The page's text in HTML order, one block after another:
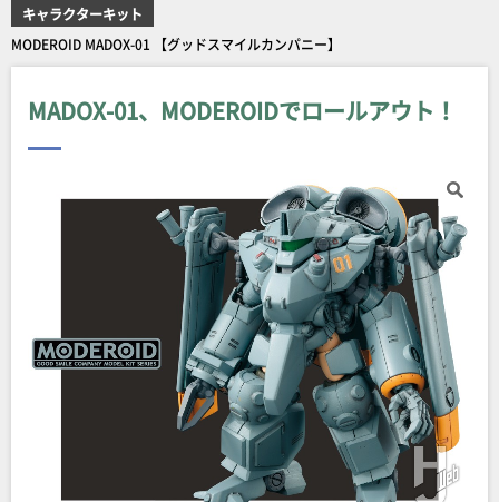
キャラクターキット
MODEROID MADOX-01 【グッドスマイルカンパニー】
MADOX-01、MODEROIDでロールアウト！